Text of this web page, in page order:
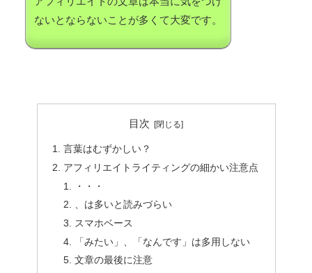
ないとならないことが多くて大変です。
目次
言葉はむずかしい？
アフィリエイトライティングの細かい注意点
・・・
、は多いと読みづらい
スマホベース
「みたい」、「なんです」は多用しない
文章の最後に注意